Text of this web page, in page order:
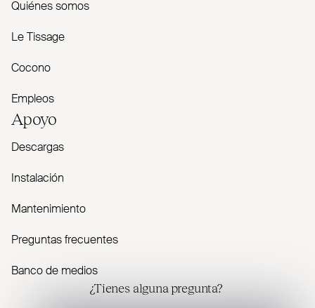
Quiénes somos
Le Tissage
Cocono
Empleos
Apoyo
Descargas
Instalación
Mantenimiento
Preguntas frecuentes
Banco de medios
¿Tienes alguna pregunta?